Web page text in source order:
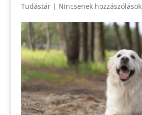
Tudástár| Nincsenek hozzászólások